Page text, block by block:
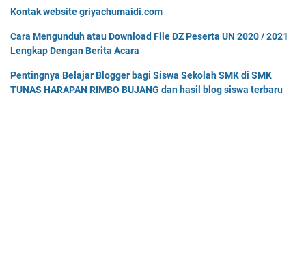
Kontak website griyachumaidi.com
Cara Mengunduh atau Download File DZ Peserta UN 2020 / 2021
Lengkap Dengan Berita Acara
Pentingnya Belajar Blogger bagi Siswa Sekolah SMK di SMK
TUNAS HARAPAN RIMBO BUJANG dan hasil blog siswa terbaru